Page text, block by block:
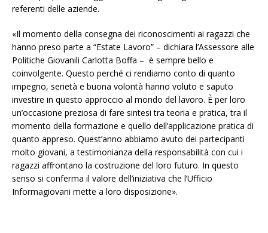
referenti delle aziende.
«Il momento della consegna dei riconoscimenti ai ragazzi che
hanno preso parte a “Estate Lavoro” – dichiara l’Assessore alle
Politiche Giovanili Carlotta Boffa – è sempre bello e
coinvolgente. Questo perché ci rendiamo conto di quanto
impegno, serietà e buona volontà hanno voluto e saputo
investire in questo approccio al mondo del lavoro. È per loro
un’occasione preziosa di fare sintesi tra teoria e pratica, tra il
momento della formazione e quello dell’applicazione pratica di
quanto appreso. Quest’anno abbiamo avuto dei partecipanti
molto giovani, a testimonianza della responsabilità con cui i
ragazzi affrontano la costruzione del loro futuro. In questo
senso si conferma il valore dell’iniziativa che l’Ufficio
Informagiovani mette a loro disposizione».